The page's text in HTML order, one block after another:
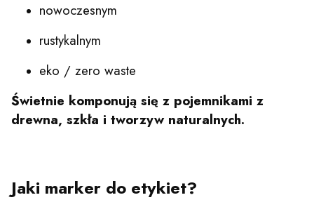
nowoczesnym
rustykalnym
eko / zero waste
Świetnie komponują się z pojemnikami z
drewna, szkła i tworzyw naturalnych.
Jaki marker do etykiet?